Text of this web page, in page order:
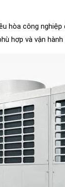
hòa công
hợp và vận